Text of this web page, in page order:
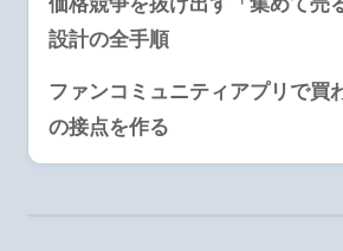
設計の全手順
ファンコミュニティアプリで買
の接点を作る